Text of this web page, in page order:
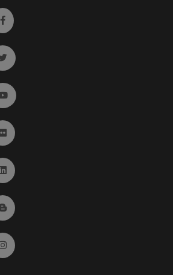
Ir a facebook (abre en ventana nueva)
Ir a twitter (abre en ventana nueva)
Ir a YouTube (abre en ventana nueva)
Ir a Flickr (abre en ventana nueva)
Ir a Linkedin (abre en ventana nueva)
Ir al Blog (abre en ventana nueva)
Ir a Instagram (abre en ventana nueva)